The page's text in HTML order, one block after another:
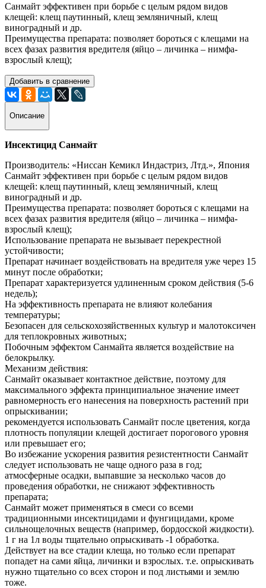
Санмайт эффективен при борьбе с целым рядом видов
клещей: клещ паутинный, клещ земляничный, клещ
виноградный и др.
Преимущества препарата: позволяет бороться с клещами на
всех фазах развития вредителя (яйцо – личинка – нимфа-
взрослый клещ);
Добавить в сравнение
Описание
Инсектицид Санмайт
Производитель: «Ниссан Кемикл Индастриз, Лтд.», Япония
Санмайт эффективен при борьбе с целым рядом видов
клещей: клещ паутинный, клещ земляничный, клещ
виноградный и др.
Преимущества препарата: позволяет бороться с клещами на
всех фазах развития вредителя (яйцо – личинка – нимфа-
взрослый клещ);
Использование препарата не вызывает перекрестной
устойчивости;
Препарат начинает воздействовать на вредителя уже через 15
минут после обработки;
Препарат характеризуется удлиненным сроком действия (5-6
недель);
На эффективность препарата не влияют колебания
температуры;
Безопасен для сельскохозяйственных культур и малотоксичен
для теплокровных животных;
Побочным эффектом Санмайта является воздействие на
белокрылку.
Механизм действия:
Санмайт оказывает контактное действие, поэтому для
максимального эффекта принципиальное значение имеет
равномерность его нанесения на поверхность растений при
опрыскивании;
рекомендуется использовать Санмайт после цветения, когда
плотность популяции клещей достигает порогового уровня
или превышает его;
Во избежание ускорения развития резистентности Санмайт
следует использовать не чаще одного раза в год;
атмосферные осадки, выпавшие за несколько часов до
проведения обработки, не снижают эффективность
препарата;
Санмайт может применяться в смеси со всеми
традиционными инсектицидами и фунгицидами, кроме
сильнощелочных веществ (например, бордосской жидкости).
1 г на 1л воды тщательно опрыскивать -1 обработка.
Действует на все стадии клеща, но только если препарат
попадет на сами яйца, личинки и взрослых. т.е. опрыскивать
нужно тщательно со всех сторон и под листьями и землю
тоже.